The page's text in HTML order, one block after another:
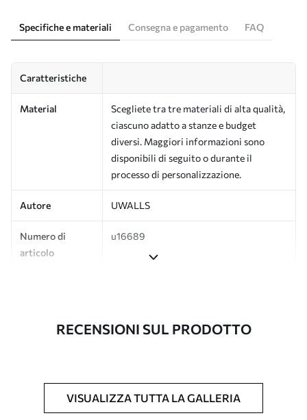
Specifiche e materiali Consegna e pagamento FAQ
Caratteristiche
Material
Scegliete tra tre materiali di alta qualità,
ciascuno adatto a stanze e budget
diversi. Maggiori informazioni sono
disponibili di seguito o durante il
processo di personalizzazione.
Autore UWALLS
Numero di
articolo
u16689
Pulizia
La carta da parati può essere pulita
RECENSIONI SUL PRODOTTO
VISUALIZZA TUTTA LA GALLERIA